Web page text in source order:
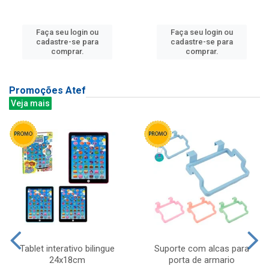
Faça seu login ou
cadastre-se para
comprar.
Faça seu login ou
cadastre-se para
comprar.
Promoções Atef
Veja mais
Tablet interativo bilingue
24x18cm
Suporte com alcas para
porta de armario